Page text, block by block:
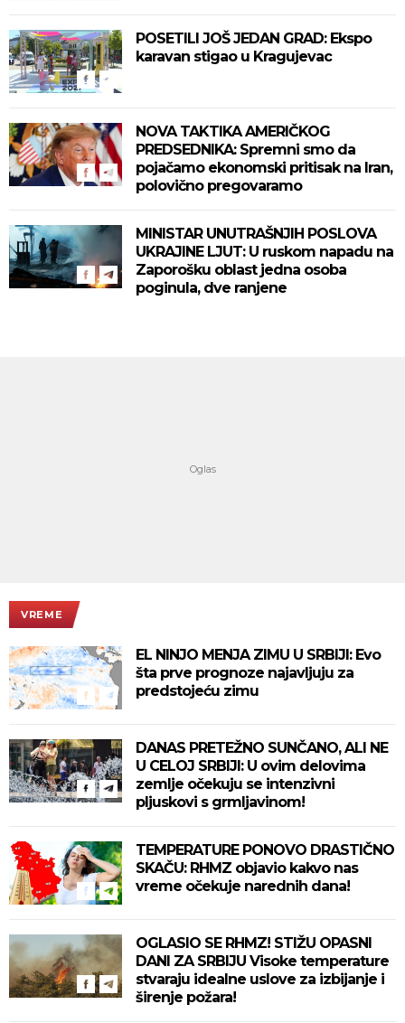
POSETILI JOŠ JEDAN GRAD: Ekspo
karavan stigao u Kragujevac
NOVA TAKTIKA AMERIČKOG
PREDSEDNIKA: Spremni smo da
pojačamo ekonomski pritisak na Iran,
polovično pregovaramo
MINISTAR UNUTRAŠNJIH POSLOVA
UKRAJINE LJUT: U ruskom napadu na
Zaporošku oblast jedna osoba
poginula, dve ranjene
VREME
EL NINJO MENJA ZIMU U SRBIJI: Evo
šta prve prognoze najavljuju za
predstojeću zimu
DANAS PRETEŽNO SUNČANO, ALI NE
U CELOJ SRBIJI: U ovim delovima
zemlje očekuju se intenzivni
pljuskovi s grmljavinom!
TEMPERATURE PONOVO DRASTIČNO
SKAČU: RHMZ objavio kakvo nas
vreme očekuje narednih dana!
OGLASIO SE RHMZ! STIŽU OPASNI
DANI ZA SRBIJU Visoke temperature
stvaraju idealne uslove za izbijanje i
širenje požara!